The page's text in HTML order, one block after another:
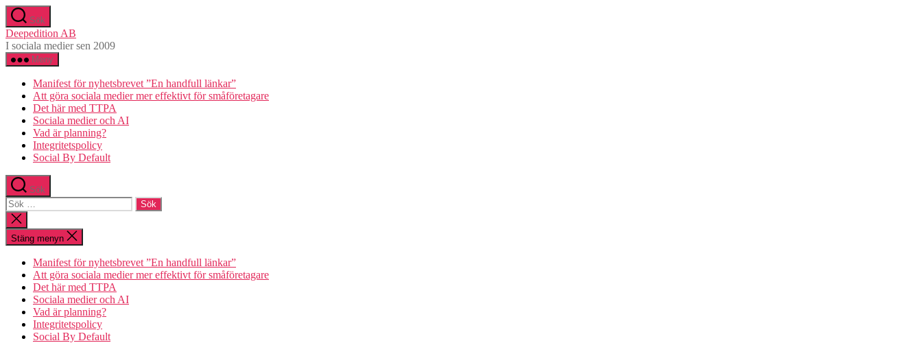
Hoppa
till
innehåll
Sök
Deepedition AB
I sociala medier sen 2009
Meny
Manifest för nyhetsbrevet ”En handfull länkar”
Att göra sociala medier mer effektivt för småföretagare
Det här med TTPA
Sociala medier och AI
Vad är planning?
Integritetspolicy
Social By Default
Sök
Sök
efter:
Stäng
sökningen
Stäng menyn
Manifest för nyhetsbrevet ”En handfull länkar”
Att göra sociala medier mer effektivt för småföretagare
Det här med TTPA
Sociala medier och AI
Vad är planning?
Integritetspolicy
Social By Default